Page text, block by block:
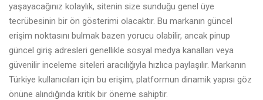
yaşayacağınız kolaylık, sitenin size sunduğu genel üye
tecrübesinin bir ön gösterimi olacaktır. Bu markanın güncel
erişim noktasını bulmak bazen yorucu olabilir, ancak pinup
güncel giriş adresleri genellikle sosyal medya kanalları veya
güvenilir inceleme siteleri aracılığıyla hızlıca paylaşılır. Markanın
Türkiye kullanıcıları için bu erişim, platformun dinamik yapısı göz
önüne alındığında kritik bir öneme sahiptir.